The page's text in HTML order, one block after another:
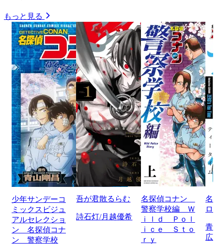
もっと見る
少年サンデーコ
ミックスビジュ
アルセレクショ
ン 名探偵コナ
ン 警察学校
吾が君散るらむ
詩石灯/月越優希
名探偵コナン
警察学校編 Ｗ
ｉｌｄ Ｐｏｌ
ｉｃｅ Ｓｔｏ
ｒｙ
名
ロ
青
広